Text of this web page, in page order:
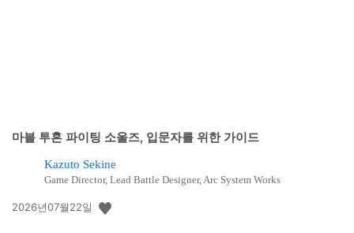
마블 투혼 파이팅 소울즈, 입문자를 위한 가이드
Kazuto Sekine
Game Director, Lead Battle Designer, Arc System Works
공
2026년07월22일